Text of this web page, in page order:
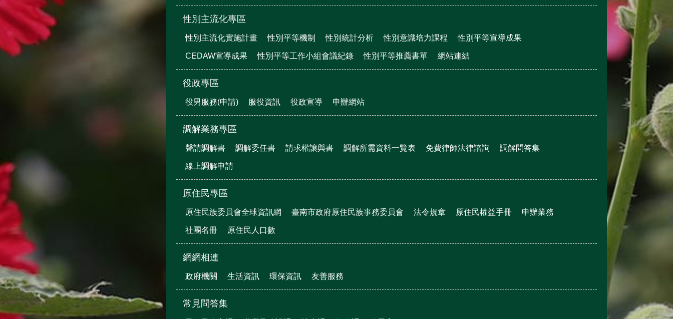
性別主流化專區
性別主流化實施計畫 性別平等機制 性別統計分析 性別意識培力課程 性別平等宣導成果
CEDAW宣導成果 性別平等工作小組會議紀錄 性別平等推薦書單 網站連結
役政專區
役男服務(申請) 服役資訊 役政宣導 申辦網站
調解業務專區
聲請調解書 調解委任書 請求權讓與書 調解所需資料一覽表 免費律師法律諮詢 調解問答集
線上調解申請
原住民專區
原住民族委員會全球資訊網 臺南市政府原住民族事務委員會 法令規章 原住民權益手冊 申辦業務
社團名冊 原住民人口數
網網相連
政府機關 生活資訊 環保資訊 友善服務
常見問答集